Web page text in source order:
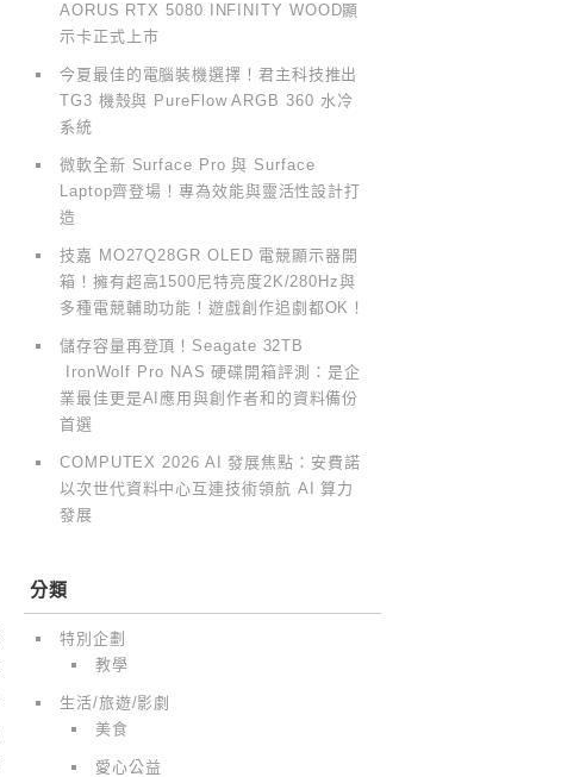
AORUS RTX 5080 INFINITY WOOD顯
示卡正式上市
今夏最佳的電腦裝機選擇！君主科技推出
TG3 機殼與 PureFlow ARGB 360 水冷
系統
微軟全新 Surface Pro 與 Surface
Laptop齊登場！專為效能與靈活性設計打
造
技嘉 MO27Q28GR OLED 電競顯示器開
箱！擁有超高1500尼特亮度2K/280Hz與
多種電競輔助功能！遊戲創作追劇都OK！
儲存容量再登頂！Seagate 32TB
IronWolf Pro NAS 硬碟開箱評測：是企
業最佳更是AI應用與創作者和的資料備份
首選
COMPUTEX 2026 AI 發展焦點：安費諾
以次世代資料中心互連技術領航 AI 算力
發展
分類
特別企劃
教學
生活/旅遊/影劇
美食
愛心公益